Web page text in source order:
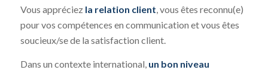
Vous appréciez la relation client, vous êtes reconnu(e)
pour vos compétences en communication et vous êtes
soucieux/se de la satisfaction client.
Dans un contexte international, un bon niveau